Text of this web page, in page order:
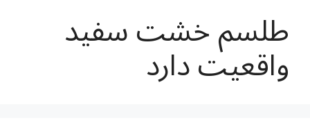
طلسم خشت سفید
واقعیت دارد